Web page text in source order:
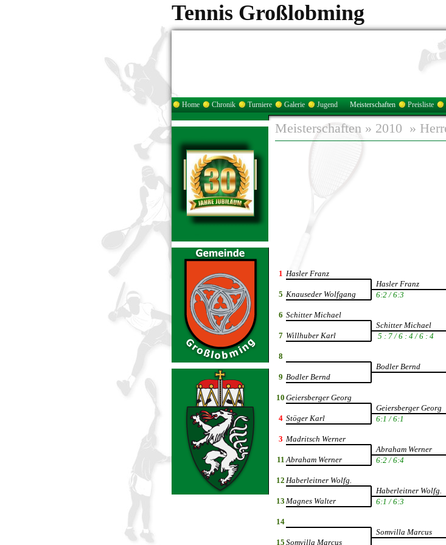
Tennis Großlobming
Home Chronik Turniere Galerie Jugend Meisterschaften Preisliste
Meisterschaften » 2010 »
1 Hasler Franz
Hasler Franz
5 Knauseder Wolfgang
6:2 / 6:3
6 Schitter Michael
Schitter Michael
7 Willhuber Karl
5 : 7 / 6 : 4 / 6 : 4
8
Bodler Bernd
9 Bodler Bernd
10 Geiersberger Georg
Geiersberger Georg
4 Stöger Karl
6:1 / 6:1
3 Madritsch Werner
Abraham Werner
11 Abraham Werner
6:2 / 6:4
12 Haberleitner Wolfg.
Haberleitner Wolfg.
13 Magnes Walter
6:1 / 6:3
14
Somvilla Marcus
15 Somvilla Marcus